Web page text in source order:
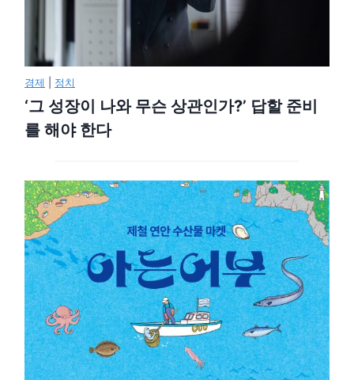
경제 정치
‘그 성장이 나와 무슨 상관인가?’ 답할 준비
를 해야 한다